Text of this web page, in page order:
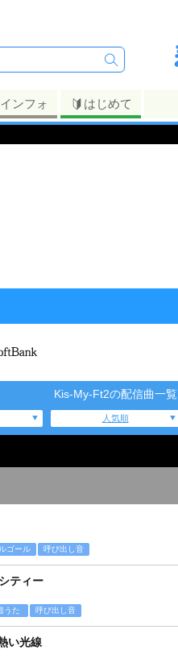
インフォ はじめて
Kis-My-Ft2の配信曲一覧
人気順
ゴール 呼び出し音
ティー
うた 呼び出し音
い光線